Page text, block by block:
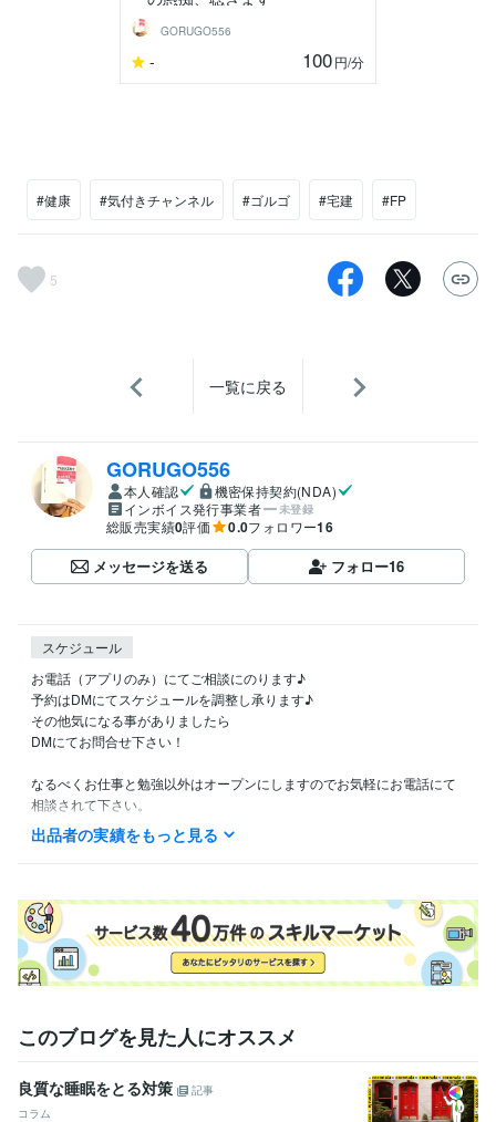
GORUGO556
- 100円/分
#健康 #気付きチャンネル #ゴルゴ #宅建 #FP
5
一覧に戻る
GORUGO556
本人確認
機密保持契約(NDA)
インボイス発行事業者
未登録
総販売実績0評価 0.0フォロワー16
メッセージを送る フォロー16
スケジュール
お電話（アプリのみ）にてご相談にのります♪
予約はDMにてスケジュールを調整し承ります♪
その他気になる事がありましたら
DMにてお問合せ下さい！
なるべくお仕事と勉強以外はオープンにしますのでお気軽にお電話にて
相談されて下さい。
一緒に合格を目指しましょう！
受験生の気持ちはリベンジした者が1番分かる！
資格・検定
宅建士 取得年 : 2023年
FP2級 取得年 : 2023年
悩み相談・カウンセリング
宅建 独学 寂しい 相談 勉強
出品者の実績をもっと見る
このブログを見た人にオススメ
良質な睡眠をとる対策
記事
コラム